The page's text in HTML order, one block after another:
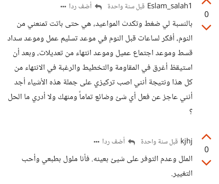
0
Eslam_salah1 قبل سنة واحدة أضف ردا
بالنسبة لي ضغط وتكدث المواعيد، هي حتى باتت تمنعني من
النوم، أفكر لساعات قبل النوم في موعد تسليم عمل وموعد سداد
قسط وموعد اجتماع عميل وموعد انتهاء من تعديلات، وبعد أن
استيقظ أغرق في المقاومة والتخطيط والرغبة في الانتهاء من
كل هذا ونتيجة أنني اصب تركيزي على جملة هذه الأشياء أجد
أنني عاجز عن فعل أي شئ وضائع تماماً ومنهك ولا أدري ما الحل
؟
0
kjhj قبل سنة واحدة أضف ردا
الملل وعدم التوفر على شيئ بعينه. فأنا ملول بطبعي وأحب
التغيير.